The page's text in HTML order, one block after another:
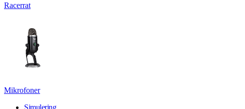
Racerrat
Mikrofoner
Simulering